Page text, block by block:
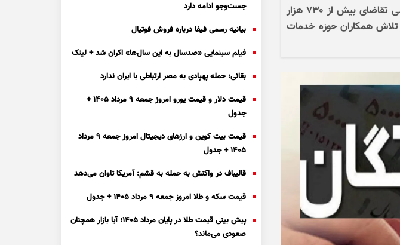
پس از اتمام مهلت ثبت‌نام اینترنتی وام بازنشستگان در ۲۰ خرداد ۱۴۰۵، فرآیند بررسی تقاضای بیش از ۷۳۰ هزار
همکاران حوزه خدمات
جست‌و‌جو ادامه دارد
بیانیه رسمی فیفا درباره فروش فوتیال
فیلم سینمایی «صدسال به این سال‌ها» اکران شد + لینک
بقائی: حمله پهپادی به مصر ارتباطی با ایران ندارد
قیمت دلار و قیمت یورو امروز جمعه ۹ مرداد ۱۴۰۵ +
جدول
قیمت بیت کوین و ارز‌های دیجیتال امروز جمعه ۹ مرداد
۱۴۰۵ + جدول
قالیباف در واکنش به حمله به قشم: آمریکا تاوان می‌دهد
قیمت سکه و طلا امروز جمعه ۹ مرداد ۱۴۰۵ + جدول
پیش بینی قیمت طلا در پایان مرداد 1405؛ آیا بازار همچنان
صعودی می‌ماند؟